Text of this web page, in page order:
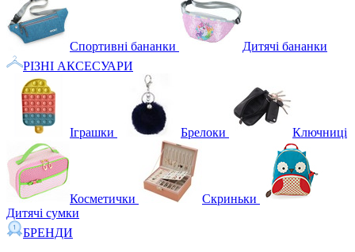
Спортивні бананки
Дитячі бананки
РІЗНІ АКСЕСУАРИ
Іграшки Брелоки Ключниці
Косметички
Скриньки
Дитячі сумки
БРЕНДИ